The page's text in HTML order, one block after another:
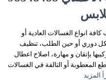
انواع الغسالات العادية أو
دوري أو حين الطلب، تنظيف
بإتقان و مهارة، اصلاح اعطال
المعطوبة أو التالفة في الغسالات
المزيد